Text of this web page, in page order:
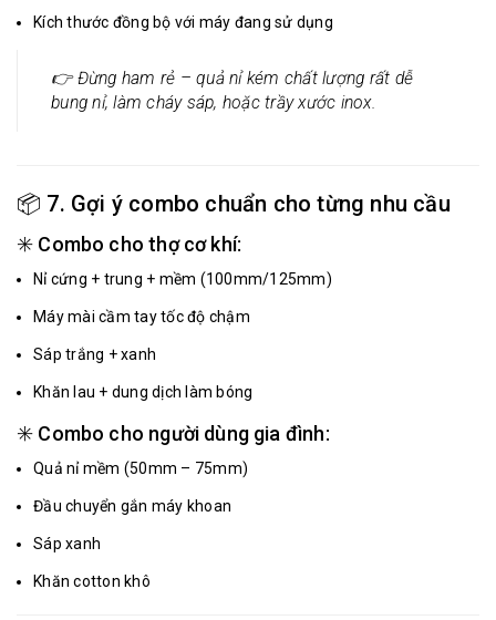
Kích thước đồng bộ với máy đang sử dụng
👉 Đừng ham rẻ – quả nỉ kém chất lượng rất dễ
bung nỉ, làm cháy sáp, hoặc trầy xước inox.
📦 7. Gợi ý combo chuẩn cho từng nhu cầu
✳️ Combo cho thợ cơ khí:
Nỉ cứng + trung + mềm (100mm/125mm)
Máy mài cầm tay tốc độ chậm
Sáp trắng + xanh
Khăn lau + dung dịch làm bóng
✳️ Combo cho người dùng gia đình:
Quả nỉ mềm (50mm – 75mm)
Đầu chuyển gắn máy khoan
Sáp xanh
Khăn cotton khô